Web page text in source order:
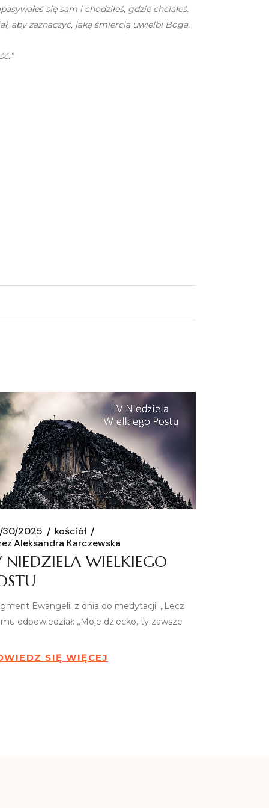
się sam i chodziłeś, gdzie chciałeś.
aby zaznaczyć, jaką śmiercią uwielbi Boga.
30/2025
kościół
Aleksandra Karczewska
NIEDZIELA WIELKIEGO
Ewangelii z dnia do medytacji: „Lecz
odpowiedział: „Moje dziecko, ty zawsze
SIĘ WIĘCEJ